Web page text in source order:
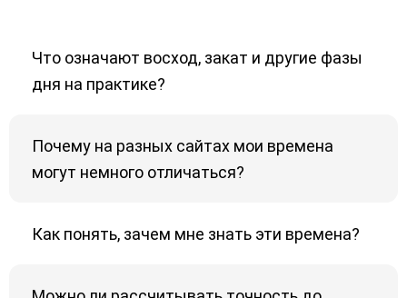
Что означают восход, закат и другие фазы
дня на практике?
Почему на разных сайтах мои времена
могут немного отличаться?
Как понять, зачем мне знать эти времена?